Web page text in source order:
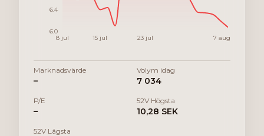
8 jul 15 jul 23 jul 7 aug
6.0
6.4
Marknadsvärde
–
Volym idag
7 034
P/E
–
52V Högsta
10,28 SEK
52V Lägsta